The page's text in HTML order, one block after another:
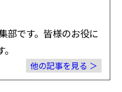
部です。皆様のお役に
他の記事を見る